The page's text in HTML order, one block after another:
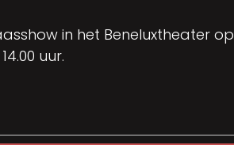
in het Beneluxtheater op
uur.